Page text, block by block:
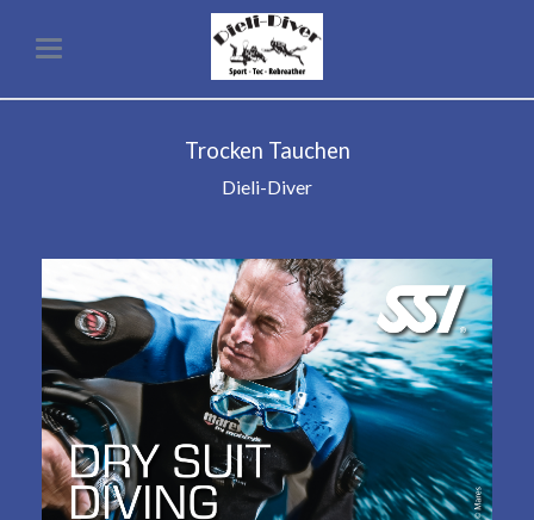
Trocken Tauchen
Dieli-Diver